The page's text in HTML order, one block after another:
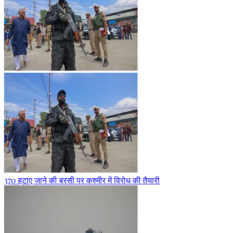
370 हटाए जाने की बरसी पर कश्मीर में विरोध की तैयारी